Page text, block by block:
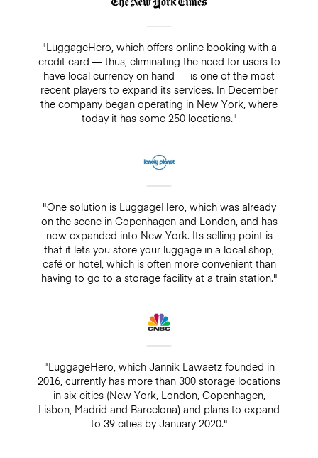
"LuggageHero, which offers online booking with a
credit card — thus, eliminating the need for users to
have local currency on hand — is one of the most
recent players to expand its services. In December
the company began operating in New York, where
today it has some 250 locations."
"One solution is LuggageHero, which was already
on the scene in Copenhagen and London, and has
now expanded into New York. Its selling point is
that it lets you store your luggage in a local shop,
café or hotel, which is often more convenient than
having to go to a storage facility at a train station."
"LuggageHero, which Jannik Lawaetz founded in
2016, currently has more than 300 storage locations
in six cities (New York, London, Copenhagen,
Lisbon, Madrid and Barcelona) and plans to expand
to 39 cities by January 2020."